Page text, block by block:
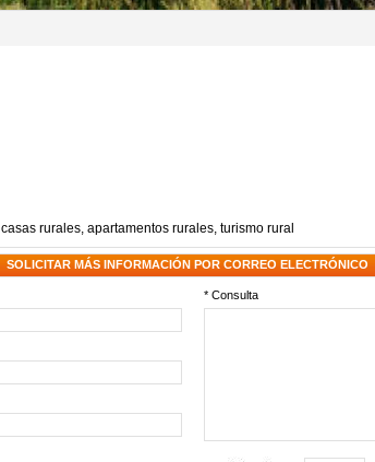
casas rurales, apartamentos rurales, turismo rural
SOLICITAR MÁS INFORMACIÓN POR CORREO ELECTRÓNICO
* Consulta